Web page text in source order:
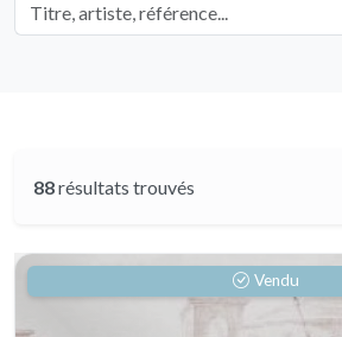
88résultats trouvés
Vendu